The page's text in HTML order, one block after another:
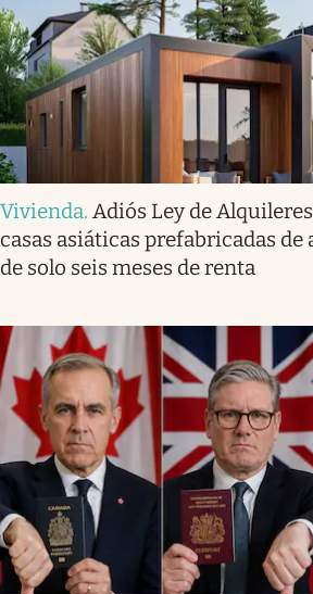
Vivienda. Adiós Ley de
casas asiáticas prefabricadas de
de solo seis meses de renta